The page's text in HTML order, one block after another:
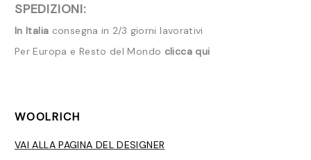
SPEDIZIONI:
In Italia consegna in 2/3 giorni lavorativi
Per Europa e Resto del Mondo clicca qui
WOOLRICH
VAI ALLA PAGINA DEL DESIGNER